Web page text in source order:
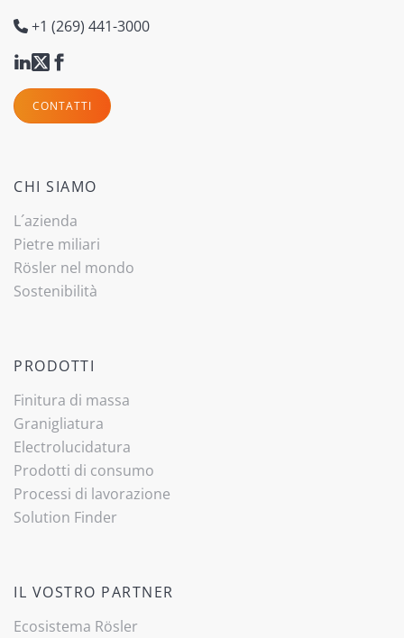
+1 (269) 441-3000
CONTATTI
CHI SIAMO
L´azienda
Pietre miliari
Rösler nel mondo
Sostenibilità
PRODOTTI
Finitura di massa
Granigliatura
Electrolucidatura
Prodotti di consumo
Processi di lavorazione
Solution Finder
IL VOSTRO PARTNER
Ecosistema Rösler